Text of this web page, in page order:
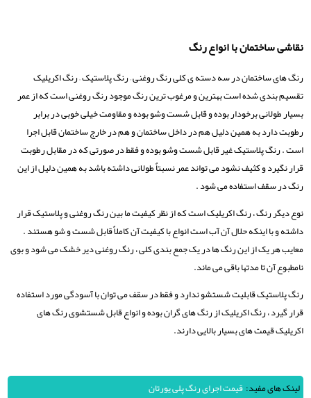
نقاشی ساختمان با انواع رنگ
رنگ های ساختمان در سه دسته ی کلی رنگ روغنی – رنگ پلاستیک – رنگ اکریلیک
تقسیم بندی شده است بهترین و مرغوب ترین رنگ موجود رنگ روغنی است که از عمر
بسیار طولانی برخودار بوده و قابل شست وشو بوده و مقاومت خیلی خوبی در برابر
رطوبت دارد به همین دلیل هم در داخل ساختمان و هم در خارج ساختمان قابل اجرا
است . رنگ پلاستیک غیر قابل شست وشو بوده و فقط در صورتی که در مقابل رطوبت
قرار نگیرد و کثیف نشود می تواند عمر نسبتاٌ طولانی داشته باشد به همین دلیل از این
رنگ در سقف استفاده می شود .
نوع دیگر رنگ ، رنگ اکریلیک است که از نظر کیفیت ما بین رنگ روغنی و پلاستیک قرار
داشته و با اینکه حلال آن آب است انواع با کیفیت آن کاملاٌ قابل شست و شو هستند .
معایب هر یک از این رنگ ها در یک جمع بندی کلی ، رنگ روغنی دیر خشک می شود و بوی
نامطبوع آن تا مدتها باقی می ماند.
رنگ پلاستیک قابلیت شستشو ندارد و فقط در سقف می توان با آسودگی مورد استفاده
قرار گیرد ، رنگ اکریلیک از رنگ های گران بوده و انواع قابل شستشوی رنگ های
اکریلیک قیمت های بسیار بالایی دارند.
لینک های مفید: قیمت اجرای رنگ پلی یورتان